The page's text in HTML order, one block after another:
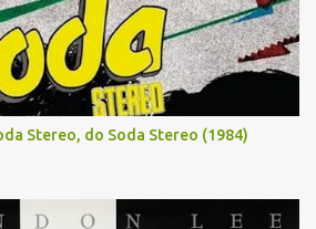
Stereo, do Soda Stereo (1984)